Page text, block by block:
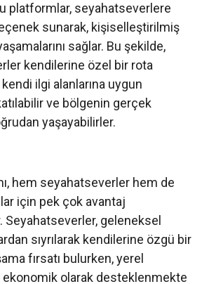
platformlar, seyahatseverlere
sunarak, kişiselleştirilmiş
sağlar. Bu şekilde,
kendilerine özel bir rota
ilgi alanlarına uygun
ve bölgenin gerçek
yaşayabilirler.
hem seyahatseverler hem de
için pek çok avantaj
Seyahatseverler, geleneksel
sıyrılarak kendilerine özgü bir
fırsatı bulurken, yerel
olarak desteklenmekte